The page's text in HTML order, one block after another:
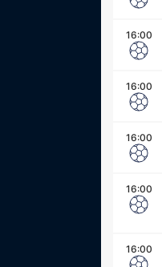
16:00
16:00
16:00
16:00
16:00